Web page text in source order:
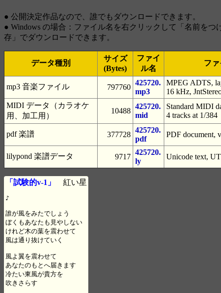
● 公開決定作品なので、誰でもダウンロードできます。
● Windows の場合：ファイル名を右クリックして「名前をつ
存」でダウンロードできます。
データ種別
サイズ
(Bytes)
ファイ
ル名
フ
mp3 音楽ファイル 797760
425720.
mp3
MPEG ADTS,
16 kHz,
MIDI データ（カラオケ
用、加工用）
10488
425720.
mid
Standard MIDI
4 tracks at 1/384
pdf 楽譜 377728
425720.
pdf
PDF document,
lilypond 楽譜データ 9717
425720.
ly
Unicode text,
「試験的v-1」 紅い星
♪
誰が風をみたでしょう
ぼくもあなたも見やしない
けれど木の葉を震わせて
風は通り抜けていく
風よ翼を震わせて
あなたのもとへ届きます
冷たい東風が貴方を
吹きさらす